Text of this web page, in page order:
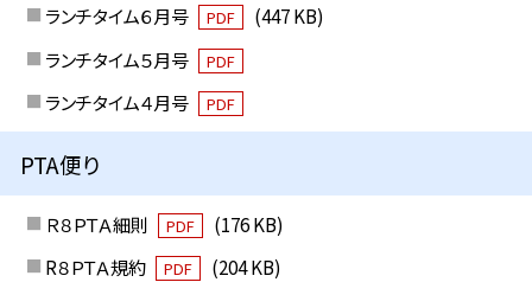
ランチタイム６月号
PDF
(447 KB)
ランチタイム５月号
PDF
ランチタイム４月号 PDF
PTA便り
Ｒ８ＰＴＡ細則 PDF
(176 KB)
R８ＰＴＡ規約
PDF
(204 KB)